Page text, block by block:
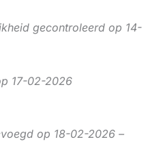
gecontroleerd op 14-
17-02-2026
op 18-02-2026 –